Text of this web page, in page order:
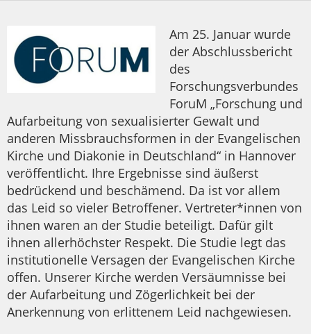
Am 25. Januar wurde
der Abschlussbericht
des
Forschungsverbundes
ForuM „Forschung und
Aufarbeitung von sexualisierter Gewalt und
anderen Missbrauchsformen in der Evangelischen
Kirche und Diakonie in Deutschland“ in Hannover
veröffentlicht. Ihre Ergebnisse sind äußerst
bedrückend und beschämend. Da ist vor allem
das Leid so vieler Betroffener. Vertreter*innen von
ihnen waren an der Studie beteiligt. Dafür gilt
ihnen allerhöchster Respekt. Die Studie legt das
institutionelle Versagen der Evangelischen Kirche
offen. Unserer Kirche werden Versäumnisse bei
der Aufarbeitung und Zögerlichkeit bei der
Anerkennung von erlittenem Leid nachgewiesen.